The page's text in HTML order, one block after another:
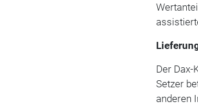
Der Dax-
Setzer
anderen